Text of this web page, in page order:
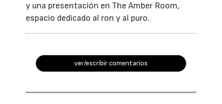
y una presentación en The Amber Room,
espacio dedicado al ron y al puro.
ver/escribir comentarios